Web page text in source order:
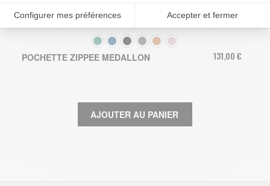
COULEUR
POCHETTE ZIPPEE MEDALLON 131,00 €
AJOUTER AU PANIER